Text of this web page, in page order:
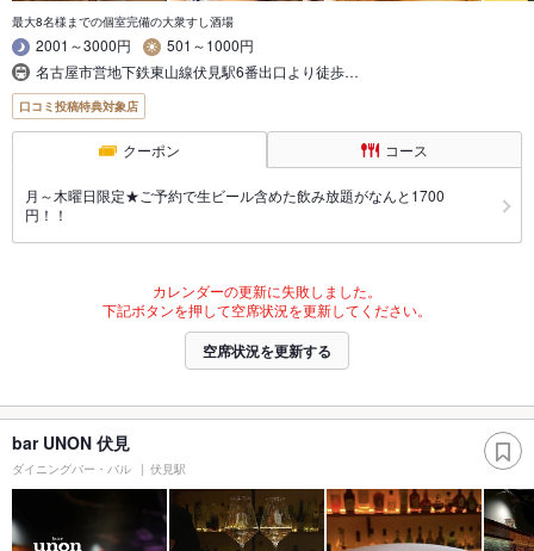
最大8名様までの個室完備の大衆すし酒場
2001～3000円
501～1000円
名古屋市営地下鉄東山線伏見駅6番出口より徒歩…
口コミ投稿特典対象店
クーポン コース
月～木曜日限定★ご予約で生ビール含めた飲み放題がなんと1700
円！！
カレンダーの更新に失敗しました。
下記ボタンを押して空席状況を更新してください。
空席状況を更新する
bar UNON 伏見
ダイニングバー・バル 伏見駅